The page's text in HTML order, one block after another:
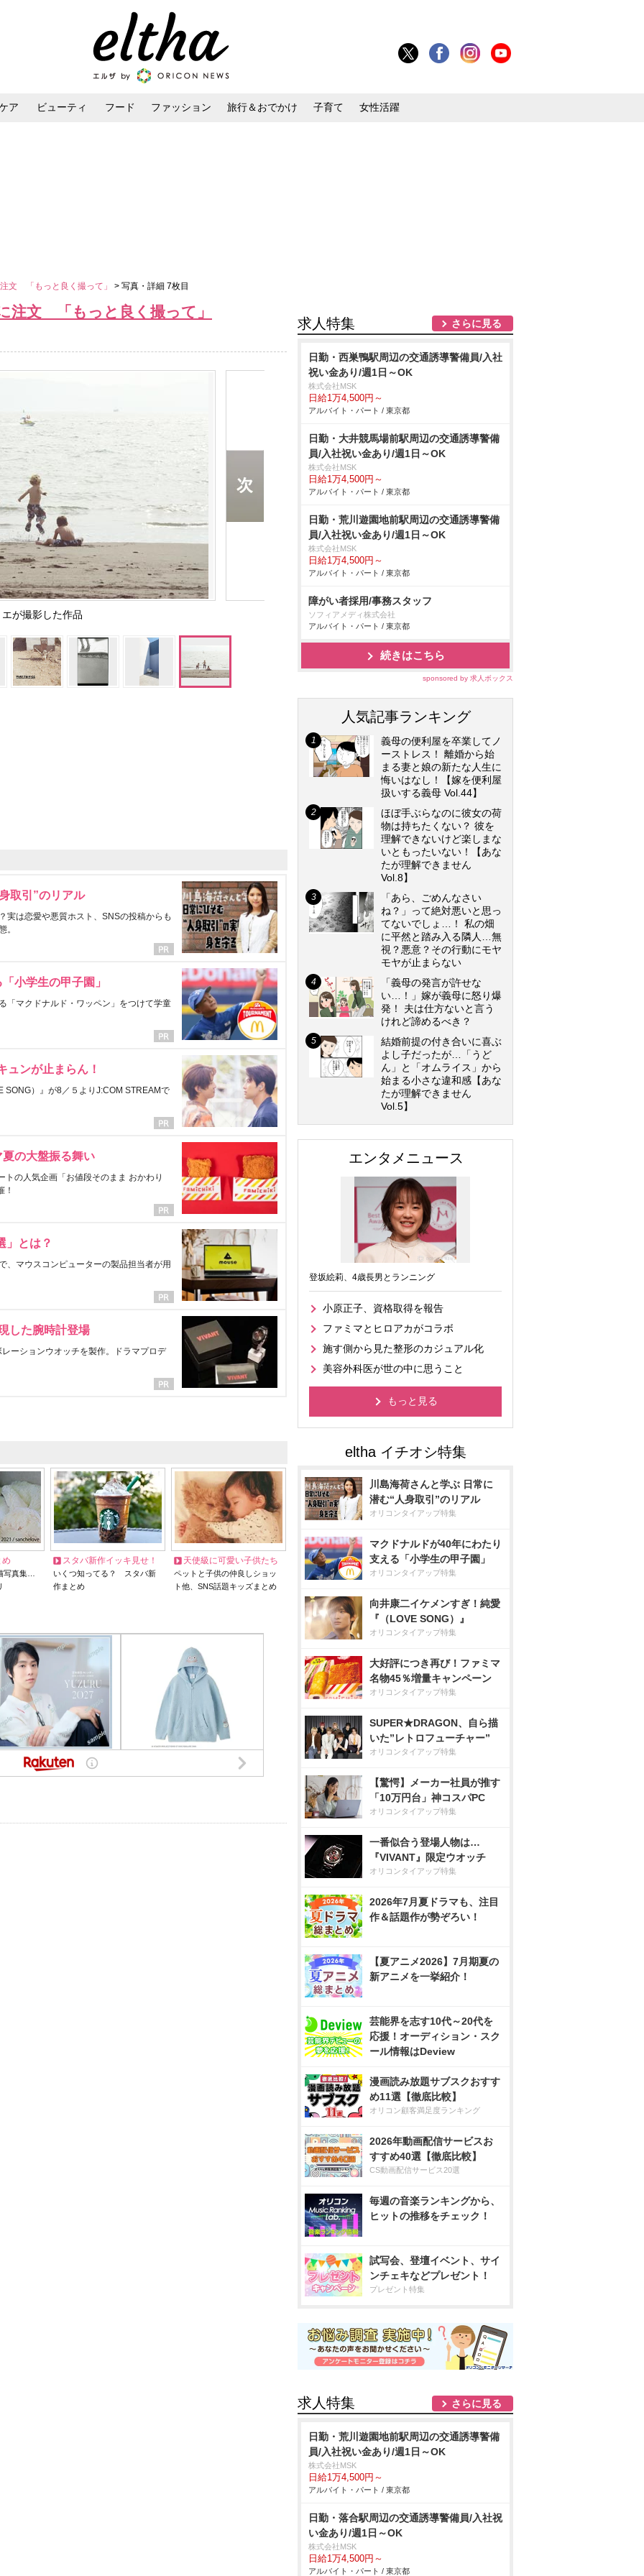
ア ビューティ フード ファッション 旅行＆おでかけ 子育て 女性活躍
文 「もっと良く撮って」 > 写真・詳細 7枚目
注文 「もっと良く撮って」
エが撮影した作品
取引”のリアル
実は恋愛や悪質ホスト、SNSの投稿からも
。
小学生の甲子園」
「マクドナルド・ワッペン」をつけて学童
ュンが止まらん！
SONG）』が8／５よりJ:COM STREAMで
の大盤振る舞い
の人気企画「お値段そのまま おかわり
！
」とは？
、マウスコンピューターの製品担当者が用
した腕時計登場
ーションウオッチを製作。ドラマプロデ
め
写真集…
スタバ新作イッキ見せ！
いくつ知ってる？ スタバ新
作まとめ
天使級に可愛い子供たち
ペットと子供の仲良しショッ
ト他、SNS話題キッズまとめ
求人特集 さらに見る
日勤・西巣鴨駅周辺の交通誘導警備員/入社
祝い金あり/週1日～OK
株式会社MSK
日給1万4,500円～
アルバイト・パート / 東京都
日勤・大井競馬場前駅周辺の交通誘導警備
員/入社祝い金あり/週1日～OK
株式会社MSK
日給1万4,500円～
アルバイト・パート / 東京都
日勤・荒川遊園地前駅周辺の交通誘導警備
員/入社祝い金あり/週1日～OK
株式会社MSK
日給1万4,500円～
アルバイト・パート / 東京都
障がい者採用/事務スタッフ
ソフィアメディ株式会社
アルバイト・パート / 東京都
続きはこちら
sponsored by 求人ボックス
人気記事ランキング
義母の便利屋を卒業してノ
ーストレス！ 離婚から始
まる妻と娘の新たな人生に
悔いはなし！【嫁を便利屋
扱いする義母 Vol.44】
ほぼ手ぶらなのに彼女の荷
物は持ちたくない？ 彼を
理解できないけど楽しまな
いともったいない！【あな
たが理解できません
Vol.8】
「あら、ごめんなさい
ね？」って絶対悪いと思っ
てないでしょ…！ 私の畑
に平然と踏み入る隣人…無
視？悪意？その行動にモヤ
モヤが止まらない
「義母の発言が許せな
い…！」嫁が義母に怒り爆
発！ 夫は仕方ないと言う
けれど諦めるべき？
結婚前提の付き合いに喜ぶ
よし子だったが…「うど
ん」と「オムライス」から
始まる小さな違和感【あな
たが理解できません
Vol.5】
エンタメニュース
登坂絵莉、4歳長男とランニング
小原正子、資格取得を報告
ファミマとヒロアカがコラボ
施す側から見た整形のカジュアル化
美容外科医が世の中に思うこと
もっと見る
川島海荷さんと学ぶ 日常に
潜む“人身取引”のリアル
オリコンタイアップ特集
マクドナルドが40年にわたり
支える「小学生の甲子園」
オリコンタイアップ特集
向井康二イケメンすぎ！純愛
『（LOVE SONG）』
オリコンタイアップ特集
大好評につき再び！ファミマ
名物45％増量キャンペーン
オリコンタイアップ特集
SUPER★DRAGON、自ら描
いた”レトロフューチャー”
オリコンタイアップ特集
【驚愕】メーカー社員が推す
「10万円台」神コスパPC
オリコンタイアップ特集
一番似合う登場人物は…
『VIVANT』限定ウオッチ
オリコンタイアップ特集
2026年7月夏ドラマも、注目
作＆話題作が勢ぞろい！
【夏アニメ2026】7月期夏の
新アニメを一挙紹介！
芸能界を志す10代～20代を
応援！オーディション・スク
ール情報はDeview
漫画読み放題サブスクおすす
め11選【徹底比較】
オリコン顧客満足度ランキング
2026年動画配信サービスお
すすめ40選【徹底比較】
CS動画配信サービス20選
毎週の音楽ランキングから、
ヒットの推移をチェック！
試写会、登壇イベント、サイ
ンチェキなどプレゼント！
プレゼント特集
求人特集 さらに見る
日勤・荒川遊園地前駅周辺の交通誘導警備
員/入社祝い金あり/週1日～OK
株式会社MSK
日給1万4,500円～
アルバイト・パート / 東京都
日勤・落合駅周辺の交通誘導警備員/入社祝
い金あり/週1日～OK
株式会社MSK
日給1万4,500円～
アルバイト・パート / 東京都